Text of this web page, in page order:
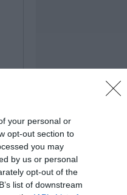
your personal or
opt-out section to
you may
by us or personal
opt-out of the
list of downstream
σώθηκε το Προκόπι
από τη μεγάλη
Είσαι διακοπές στην
γεύσεις στα
κάρβουνα; Έλα στο
«Παλιό Πιθάρι»!
07.08.2026 | 10:00